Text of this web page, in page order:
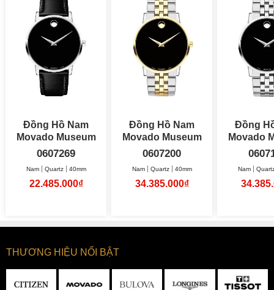
Đồng Hồ Nam
Movado Museum
Classic 40mm
0607269
Nam Quartz 40mm
22.485.000₫
Đồng Hồ Nam
Movado Museum
Classic 40mm
0607200
Nam Quartz 40mm
34.385.000₫
Đồng
Movado
Nam
THƯƠNG HIỆU NỔI BẬT